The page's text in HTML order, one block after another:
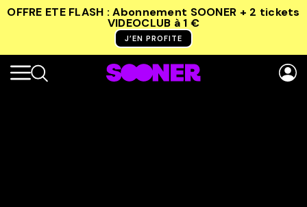
OFFRE ETE FLASH : Abonnement SOONER + 2 tickets
VIDEOCLUB à 1 €
J’EN PROFITE